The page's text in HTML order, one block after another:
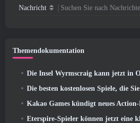
Nachricht Suchen Sie nach
Themendokumentation
Die Insel Wyrmscraig kann jetzt in Old School
Die besten kostenlosen Spiele, die Sie mit Ihrem
Kakao Games kündigt neues Action-
Eterspire-Spieler können jetzt eine kleine Zeitreise